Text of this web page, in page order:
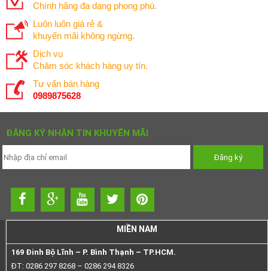
Chính hãng đa dạng phong phú.
Luôn luôn giá rẻ &
khuyến mãi không ngừng.
Dịch vụ
Chăm sóc khách hàng uy tín.
Tư vấn bán hàng
0989875628
ĐĂNG KÝ NHẬN TIN KHUYẾN MÃI
MIỀN NAM
169 Đinh Bộ Lĩnh – P. Bình Thạnh – TP.HCM.
ĐT: 0286 297 8268 – 0286 294 8326